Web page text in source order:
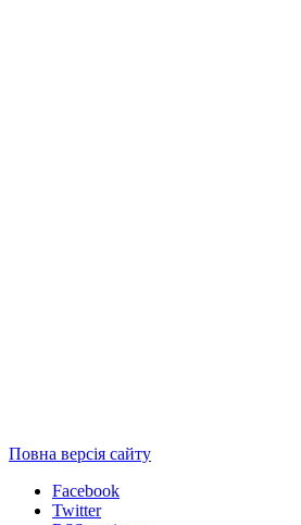
Повна версія сайту
Facebook
Twitter